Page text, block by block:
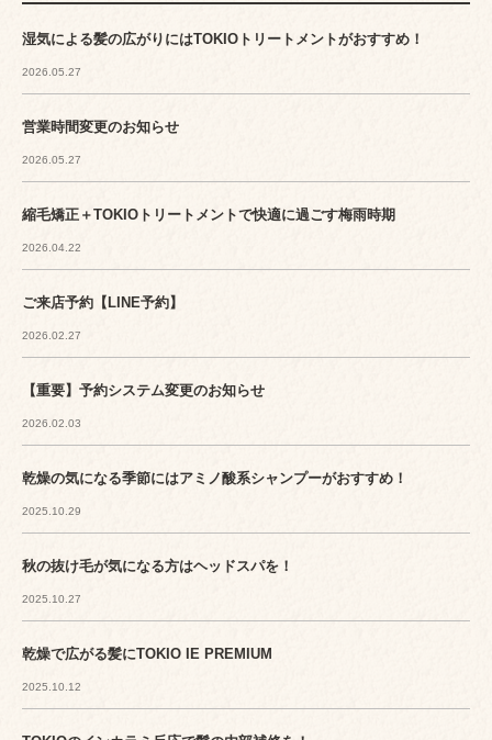
湿気による髪の広がりにはTOKIOトリートメントがおすすめ！
2026.05.27
営業時間変更のお知らせ
2026.05.27
縮毛矯正＋TOKIOトリートメントで快適に過ごす梅雨時期
2026.04.22
ご来店予約【LINE予約】
2026.02.27
【重要】予約システム変更のお知らせ
2026.02.03
乾燥の気になる季節にはアミノ酸系シャンプーがおすすめ！
2025.10.29
秋の抜け毛が気になる方はヘッドスパを！
2025.10.27
乾燥で広がる髪にTOKIO IE PREMIUM
2025.10.12